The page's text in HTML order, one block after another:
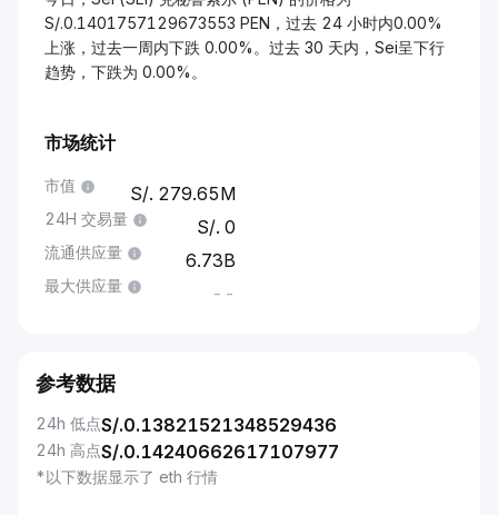
S/.0.1401757129673553 PEN，过去 24 小时内0.00%
上涨，过去一周内下跌 0.00%。过去 30 天内，Sei呈下行
趋势，下跌为 0.00%。
市场统计
市值 279.65M
24H 交易量 0
流通供应量 6.73B
最大供应量 --
参考数据
24h 低点S/.0.13821521348529436
24h 高点S/.0.14240662617107977
*以下数据显示了 eth 行情